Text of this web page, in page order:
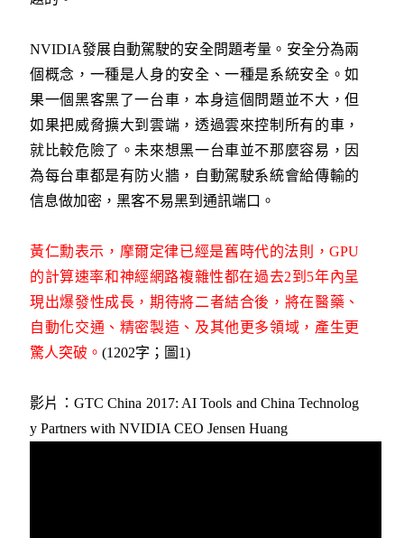
NVIDIA發展自動駕駛的安全問題考量。安全分為兩
個概念，一種是人身的安全、一種是系統安全。如
果一個黑客黑了一台車，本身這個問題並不大，但
如果把威脅擴大到雲端，透過雲來控制所有的車，
就比較危險了。未來想黑一台車並不那麼容易，因
為每台車都是有防火牆，自動駕駛系統會給傳輸的
信息做加密，黑客不易黑到通訊端口。
黃仁勳表示，摩爾定律已經是舊時代的法則，GPU
的計算速率和神經網路複雜性都在過去2到5年內呈
現出爆發性成長，期待將二者結合後，將在醫藥、
自動化交通、精密製造、及其他更多領域，產生更
驚人突破。 (1202字；圖1)
影片：GTC China 2017: AI Tools and China Technolog
y Partners with NVIDIA CEO Jensen Huang